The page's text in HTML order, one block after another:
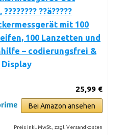
??ä?????
mit 100
100 Lanzetten und
– codierungsfrei &
25,99 €
Bei Amazon ansehen
Preis inkl. MwSt., zzgl. Versandkosten